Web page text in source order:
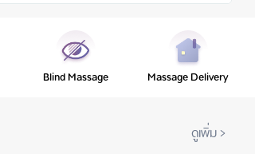
Blind Massage Massage Delivery
ดูเพิ่ม>